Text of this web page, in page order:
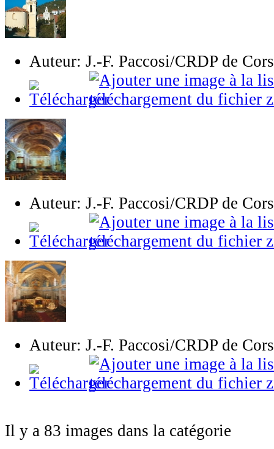
Auteur: J.-F. Paccosi/CRDP de
Auteur: J.-F. Paccosi/CRDP de
Auteur: J.-F. Paccosi/CRDP de
Il y a 83 images dans la catégorie